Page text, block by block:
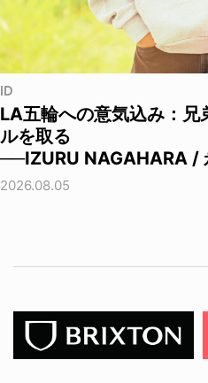
ID
LA五輪への意気込み：
ルを取る
──IZURU NAGAHARA /
2026.08.05